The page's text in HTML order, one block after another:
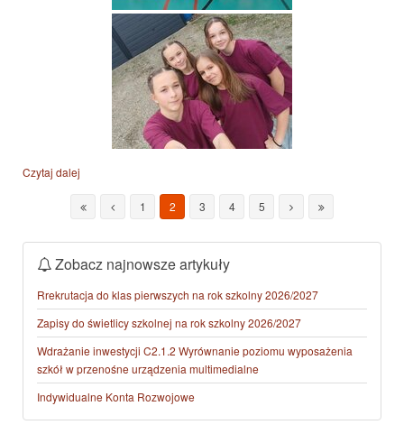
Czytaj dalej
1 2 3 4 5
Zobacz najnowsze artykuły
Rrekrutacja do klas pierwszych na rok szkolny 2026/2027
Zapisy do świetlicy szkolnej na rok szkolny 2026/2027
Wdrażanie inwestycji C2.1.2 Wyrównanie poziomu wyposażenia
szkół w przenośne urządzenia multimedialne
Indywidualne Konta Rozwojowe